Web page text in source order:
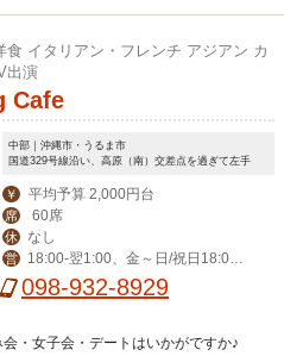
イタリアン・フレンチ アジアン カ
出演
Cafe
中部｜沖縄市・うるま市
国道329号線沿い、高原（南）交差点を過ぎて左手
￥ 平均予算 2,000円台
席 60席
休 なし
営
18:00‐翌1:00、金～日/祝日18:00-
翌2:00098-932-8929
・女子会・デートはいかがですか♪